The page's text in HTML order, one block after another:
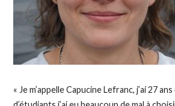
« Je m’appelle Capucine Lefranc, j’ai 27